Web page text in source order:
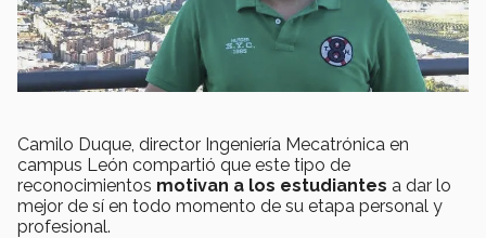
Camilo Duque, director Ingeniería Mecatrónica en
campus León compartió que este tipo de
reconocimientos motivan a los estudiantes a dar lo
mejor de sí en todo momento de su etapa personal y
profesional.